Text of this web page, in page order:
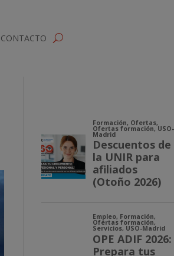
CONTACTO